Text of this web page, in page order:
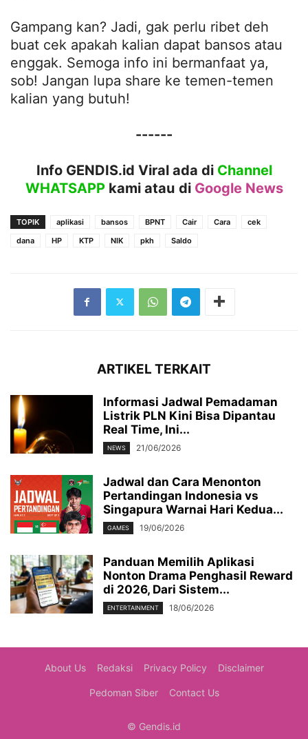
Gampang kan? Jadi, gak perlu ribet deh
buat cek apakah kalian dapat bansos atau
enggak. Semoga info ini bermanfaat ya,
sob! Jangan lupa share ke temen-temen
kalian yang butuh!
------
Info GENDIS.id Viral ada di Channel
WHATSAPPkami atau di Google News
TOPIK aplikasi bansos BPNT Cair Cara
cek
dana
HP KTP NIK pkh Saldo
ARTIKEL TERKAIT
Informasi Jadwal Pemadaman
Listrik PLN Kini Bisa Dipantau
Real Time, Ini...
NEWS 21/06/2026
Jadwal dan Cara Menonton
Pertandingan Indonesia vs
Singapura Warnai Hari Kedua...
GAMES 19/06/2026
Panduan Memilih Aplikasi
Nonton Drama Penghasil Reward
di 2026, Dari Sistem...
ENTERTAINMENT 18/06/2026
About Us Redaksi Privacy Policy Disclaimer
Pedoman Siber Contact Us
© Gendis.id